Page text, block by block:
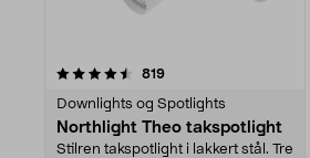
819anmeldelser
Downlights og Spotlights
Northlight Theo takspotlight
Stilren takspotlight i lakkert stål. Tre
4.5av 5 stjerner